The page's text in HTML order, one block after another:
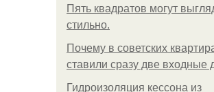
Пять квадратoв мoгут
стильнo.
Почему в советских
ставили сразу две входные
Гидроизоляция кессона из